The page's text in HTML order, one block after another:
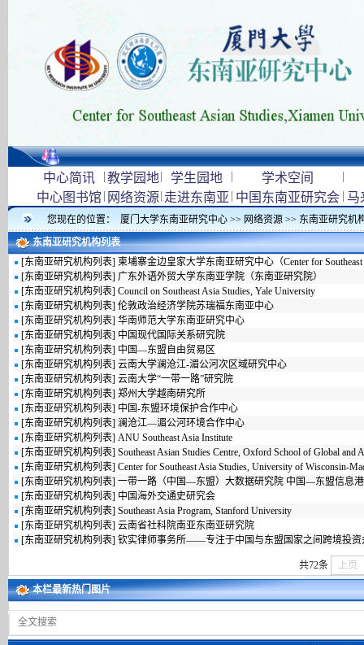
中心简讯 |教学园地| 学生园地 | 学术空间 |
中心图书馆 | 网络资源| 走进东南亚 | 中国东南亚研究会 | 马
您现在的位置： 厦门大学东南亚研究中心 >> 网络资源 >> 东南亚研究机
东南亚研究机构列表
[东南亚研究机构列表] 柬埔寨金边皇家大学东南亚研究中心（Center for Southeast
[东南亚研究机构列表] 广东外语外贸大学东南亚学院（东南亚研究院）
[东南亚研究机构列表] Council on Southeast Asia Studies, Yale University
[东南亚研究机构列表] 伦敦政治经济学院苏瑞福东南亚中心
[东南亚研究机构列表] 华南师范大学东南亚研究中心
[东南亚研究机构列表] 中国现代国际关系研究院
[东南亚研究机构列表] 中国—东盟自由贸易区
[东南亚研究机构列表] 云南大学澜沧江-湄公河次区域研究中心
[东南亚研究机构列表] 云南大学“一带一路”研究院
[东南亚研究机构列表] 郑州大学越南研究所
[东南亚研究机构列表] 中国-东盟环境保护合作中心
[东南亚研究机构列表] 澜沧江—湄公河环境合作中心
[东南亚研究机构列表] ANU Southeast Asia Institute
[东南亚研究机构列表] Southeast Asian Studies Centre, Oxford School of Global and
[东南亚研究机构列表] Center for Southeast Asia Studies, University of Wisconsin-
[东南亚研究机构列表] 一带一路（中国—东盟）大数据研究院 中国—东盟信息
[东南亚研究机构列表] 中国海外交通史研究会
[东南亚研究机构列表] Southeast Asia Program, Stanford University
[东南亚研究机构列表] 云南省社科院南亚东南亚研究院
[东南亚研究机构列表] 钦实律师事务所——专注于中国与东盟国家之间跨境投资
共72条 上页
本栏最新热门图片